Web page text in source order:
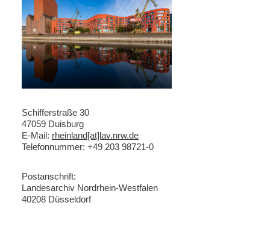
Schifferstraße 30
47059 Duisburg
E-Mail: rheinland[at]lav.nrw.de
Telefonnummer: +49 203 98721-0
Postanschrift:
Landesarchiv Nordrhein-Westfalen
40208 Düsseldorf